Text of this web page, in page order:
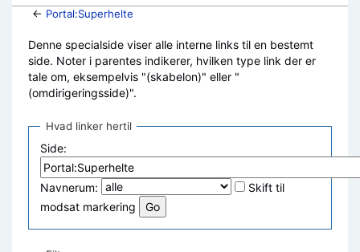
← Portal:Superhelte
Denne specialside viser alle interne links til en bestemt
side. Noter i parentes indikerer, hvilken type link der er
tale om, eksempelvis "(skabelon)" eller "
(omdirigeringsside)".
Hvad linker hertil
Side:
Navnerum:
Skift til
modsat markering